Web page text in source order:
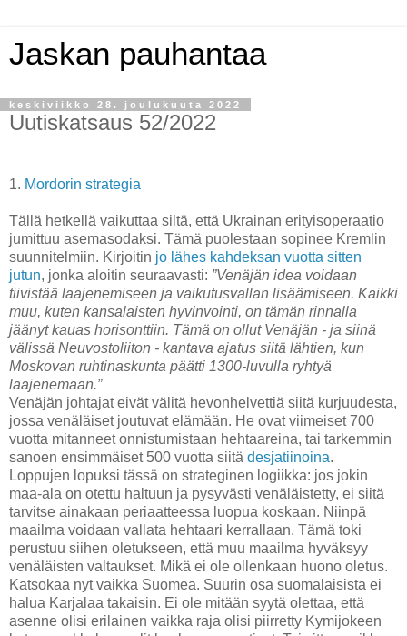
Jaskan pauhantaa
keskiviikko 28. joulukuuta 2022
Uutiskatsaus 52/2022
1. Mordorin strategia
Tällä hetkellä vaikuttaa siltä, että Ukrainan erityisoperaatio
jumittuu asemasodaksi. Tämä puolestaan sopinee Kremlin
suunnitelmiin. Kirjoitin jo lähes kahdeksan vuotta sitten
jutun, jonka aloitin seuraavasti: ”Venäjän idea voidaan
tiivistää laajenemiseen ja vaikutusvallan lisäämiseen. Kaikki
muu, kuten kansalaisten hyvinvointi, on tämän rinnalla
jäänyt kauas horisonttiin. Tämä on ollut Venäjän - ja siinä
välissä Neuvostoliiton - kantava ajatus siitä lähtien, kun
Moskovan ruhtinaskunta päätti 1300-luvulla ryhtyä
laajenemaan.”
Venäjän johtajat eivät välitä hevonhelvettiä siitä kurjuudesta,
jossa venäläiset joutuvat elämään. He ovat viimeiset 700
vuotta mitanneet onnistumistaan hehtaareina, tai tarkemmin
sanoen ensimmäiset 500 vuotta siitä desjatiinoina.
Loppujen lopuksi tässä on strateginen logiikka: jos jokin
maa-ala on otettu haltuun ja pysyvästi venäläistetty, ei siitä
tarvitse ainakaan periaatteessa luopua koskaan. Niinpä
maailma voidaan vallata hehtaari kerrallaan. Tämä toki
perustuu siihen oletukseen, että muu maailma hyväksyy
venäläisten valtaukset. Mikä ei ole ollenkaan huono oletus.
Katsokaa nyt vaikka Suomea. Suurin osa suomalaisista ei
halua Karjalaa takaisin. Ei ole mitään syytä olettaa, että
asenne olisi erilainen vaikka raja olisi piirretty Kymijokeen